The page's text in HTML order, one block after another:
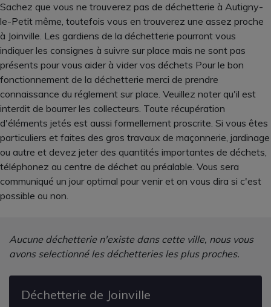
Sachez que vous ne trouverez pas de déchetterie à Autigny-
le-Petit même, toutefois vous en trouverez une assez proche
à Joinville. Les gardiens de la déchetterie pourront vous
indiquer les consignes à suivre sur place mais ne sont pas
présents pour vous aider à vider vos déchets Pour le bon
fonctionnement de la déchetterie merci de prendre
connaissance du réglement sur place. Veuillez noter qu'il est
interdit de bourrer les collecteurs. Toute récupération
d'éléments jetés est aussi formellement proscrite. Si vous êtes
particuliers et faites des gros travaux de maçonnerie, jardinage
ou autre et devez jeter des quantités importantes de déchets,
téléphonez au centre de déchet au préalable. Vous sera
communiqué un jour optimal pour venir et on vous dira si c'est
possible ou non.
Aucune déchetterie n'existe dans cette ville, nous vous
avons selectionné les déchetteries les plus proches.
Déchetterie de Joinville